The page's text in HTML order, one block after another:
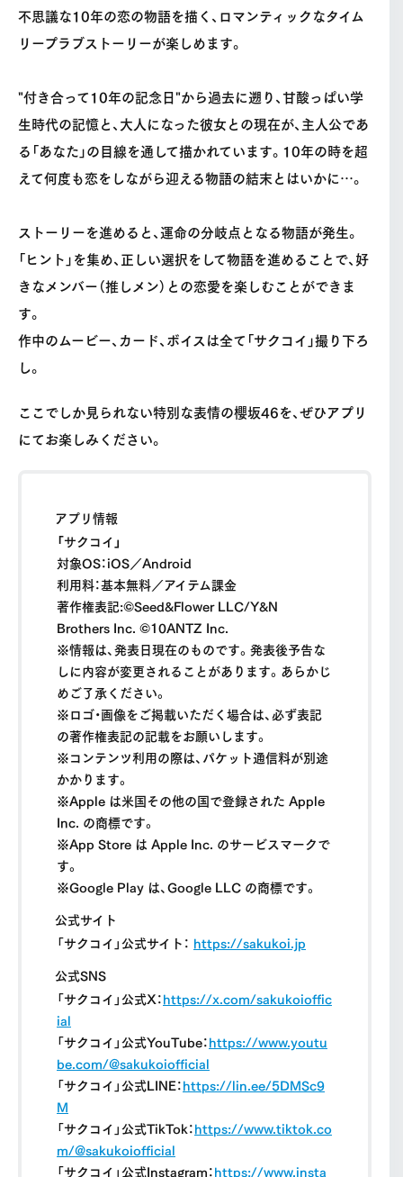
不思議な10年の恋の物語を描く、ロマンティックなタイム
リープラブストーリーが楽しめます。
"付き合って10年の記念日"から過去に遡り、甘酸っぱい学
生時代の記憶と、大人になった彼女との現在が、主人公であ
る「あなた」の目線を通して描かれています。10年の時を超
えて何度も恋をしながら迎える物語の結末とはいかに…。
ストーリーを進めると、運命の分岐点となる物語が発生。
「ヒント」を集め、正しい選択をして物語を進めることで、好
きなメンバー（推しメン）との恋愛を楽しむことができま
す。
作中のムービー、カード、ボイスは全て「サクコイ」撮り下ろ
し。
ここでしか見られない特別な表情の櫻坂46を、ぜひアプリ
にてお楽しみください。
アプリ情報
「サクコイ」
対象OS：iOS／Android
利用料：基本無料／アイテム課金
著作権表記:©Seed&Flower LLC/Y&N
Brothers Inc. ©10ANTZ Inc.
※情報は、発表日現在のものです。発表後予告な
しに内容が変更されることがあります。あらかじ
めご了承ください。
※ロゴ・画像をご掲載いただく場合は、必ず表記
の著作権表記の記載をお願いします。
※コンテンツ利用の際は、パケット通信料が別途
かかります。
※Apple は米国その他の国で登録された Apple
Inc. の商標です。
※App Store は Apple Inc. のサービスマークで
す。
※Google Play は、Google LLC の商標です。
公式サイト
「サクコイ」公式サイト： https://sakukoi.jp
公式SNS
「サクコイ」公式X：https://x.com/sakukoioffic
ial
「サクコイ」公式YouTube：https://www.youtu
be.com/@sakukoiofficial
「サクコイ」公式LINE：https://lin.ee/5DMSc9
M
「サクコイ」公式TikTok：https://www.tiktok.co
m/@sakukoiofficial
「サクコイ」公式Instagram：https://www.insta